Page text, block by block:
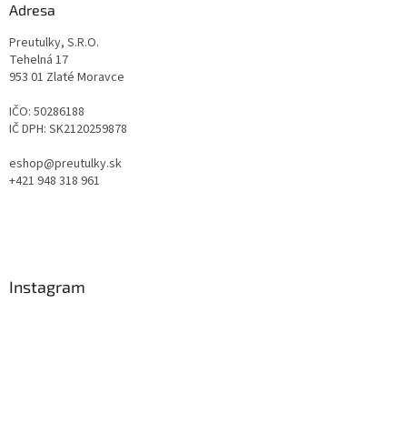
Adresa
Preutulky, S.R.O.
Tehelná 17
953 01 Zlaté Moravce
IČO: 50286188
IČ DPH: SK2120259878
eshop@preutulky.sk
+421 948 318 961
Instagram